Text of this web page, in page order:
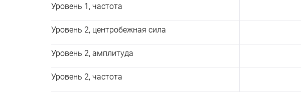
Уровень 1, частота
Уровень 2, центробежная сила
Уровень 2, амплитуда
Уровень 2, частота